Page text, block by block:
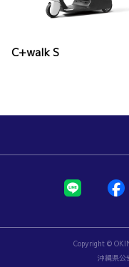
C+walk S
Copyright ©
沖縄県公